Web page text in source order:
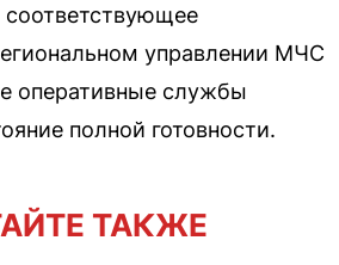
управлении МЧС
оперативные службы
полной готовности.
ТАКЖЕ